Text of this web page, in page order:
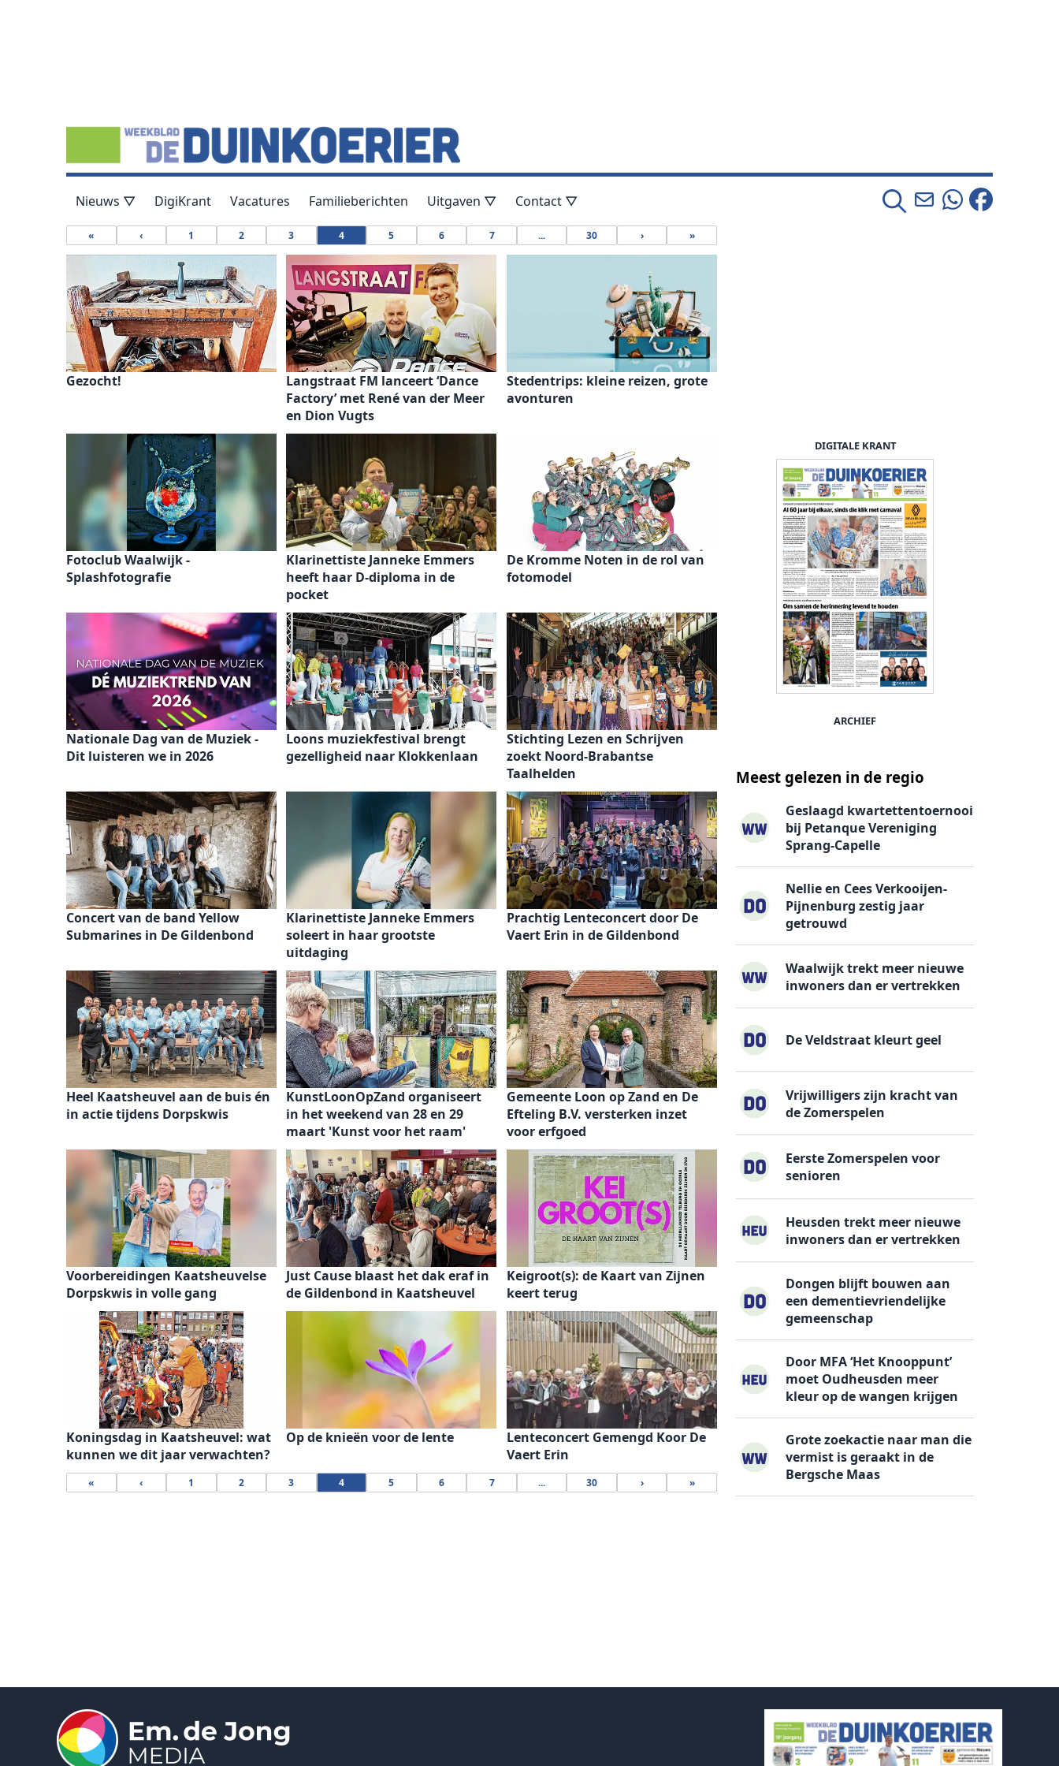
Nieuws ▽ DigiKrant Vacatures Familieberichten Uitgaven ▽ Contact ▽
« ‹ 1 2 3 4 5 6 7 ... 30 › »
Gezocht!
Langstraat FM lanceert ‘Dance
Factory’ met René van der Meer
en Dion Vugts
Stedentrips: kleine reizen, grote
avonturen
Fotoclub Waalwijk -
Splashfotografie
Klarinettiste Janneke Emmers
heeft haar D-diploma in de
pocket
De Kromme Noten in de rol van
fotomodel
Nationale Dag van de Muziek -
Dit luisteren we in 2026
Loons muziekfestival brengt
gezelligheid naar Klokkenlaan
Stichting Lezen en Schrijven
zoekt Noord-Brabantse
Taalhelden
Concert van de band Yellow
Submarines in De Gildenbond
Klarinettiste Janneke Emmers
soleert in haar grootste
uitdaging
Prachtig Lenteconcert door De
Vaert Erin in de Gildenbond
Heel Kaatsheuvel aan de buis én
in actie tijdens Dorpskwis
KunstLoonOpZand organiseert
in het weekend van 28 en 29
maart 'Kunst voor het raam'
Gemeente Loon op Zand en De
Efteling B.V. versterken inzet
voor erfgoed
Voorbereidingen Kaatsheuvelse
Dorpskwis in volle gang
Just Cause blaast het dak eraf in
de Gildenbond in Kaatsheuvel
Keigroot(s): de Kaart van Zijnen
keert terug
Koningsdag in Kaatsheuvel: wat
kunnen we dit jaar verwachten?
Op de knieën voor de lente
Lenteconcert Gemengd Koor De
Vaert Erin
« ‹ 1 2 3 4 5 6 7 ... 30 › »
DIGITALE KRANT
ARCHIEF
Meest gelezen in de regio
Geslaagd kwartettentoernooi
bij Petanque Vereniging
Sprang-Capelle
Nellie en Cees Verkooijen-
Pijnenburg zestig jaar
getrouwd
Waalwijk trekt meer nieuwe
inwoners dan er vertrekken
De Veldstraat kleurt geel
Vrijwilligers zijn kracht van
de Zomerspelen
Eerste Zomerspelen voor
senioren
Heusden trekt meer nieuwe
inwoners dan er vertrekken
Dongen blijft bouwen aan
een dementievriendelijke
gemeenschap
Door MFA ‘Het Knooppunt’
moet Oudheusden meer
kleur op de wangen krijgen
Grote zoekactie naar man die
vermist is geraakt in de
Bergsche Maas